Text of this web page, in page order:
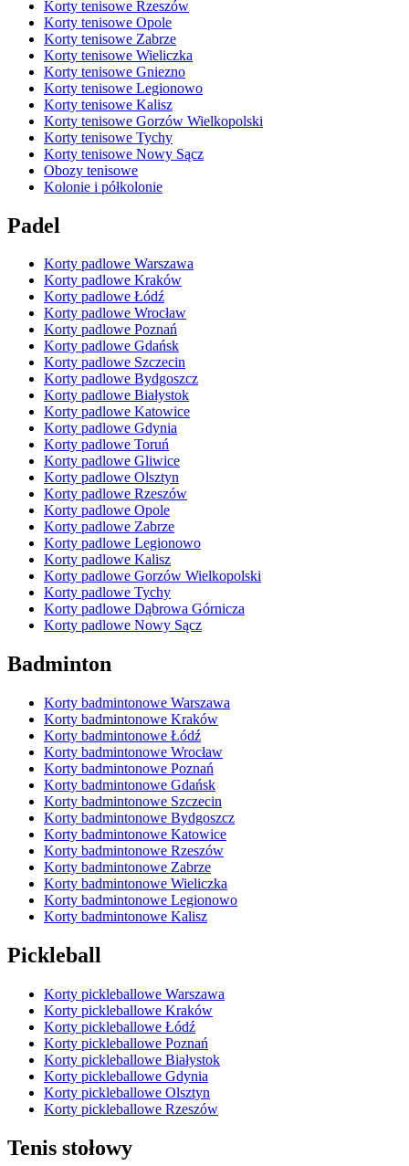
Korty tenisowe Rzeszów
Korty tenisowe Opole
Korty tenisowe Zabrze
Korty tenisowe Wieliczka
Korty tenisowe Gniezno
Korty tenisowe Legionowo
Korty tenisowe Kalisz
Korty tenisowe Gorzów Wielkopolski
Korty tenisowe Tychy
Korty tenisowe Nowy Sącz
Obozy tenisowe
Kolonie i półkolonie
Padel
Korty padlowe Warszawa
Korty padlowe Kraków
Korty padlowe Łódź
Korty padlowe Wrocław
Korty padlowe Poznań
Korty padlowe Gdańsk
Korty padlowe Szczecin
Korty padlowe Bydgoszcz
Korty padlowe Białystok
Korty padlowe Katowice
Korty padlowe Gdynia
Korty padlowe Toruń
Korty padlowe Gliwice
Korty padlowe Olsztyn
Korty padlowe Rzeszów
Korty padlowe Opole
Korty padlowe Zabrze
Korty padlowe Legionowo
Korty padlowe Kalisz
Korty padlowe Gorzów Wielkopolski
Korty padlowe Tychy
Korty padlowe Dąbrowa Górnicza
Korty padlowe Nowy Sącz
Badminton
Korty badmintonowe Warszawa
Korty badmintonowe Kraków
Korty badmintonowe Łódź
Korty badmintonowe Wrocław
Korty badmintonowe Poznań
Korty badmintonowe Gdańsk
Korty badmintonowe Szczecin
Korty badmintonowe Bydgoszcz
Korty badmintonowe Katowice
Korty badmintonowe Rzeszów
Korty badmintonowe Zabrze
Korty badmintonowe Wieliczka
Korty badmintonowe Legionowo
Korty badmintonowe Kalisz
Pickleball
Korty pickleballowe Warszawa
Korty pickleballowe Kraków
Korty pickleballowe Łódź
Korty pickleballowe Poznań
Korty pickleballowe Białystok
Korty pickleballowe Gdynia
Korty pickleballowe Olsztyn
Korty pickleballowe Rzeszów
Tenis stołowy